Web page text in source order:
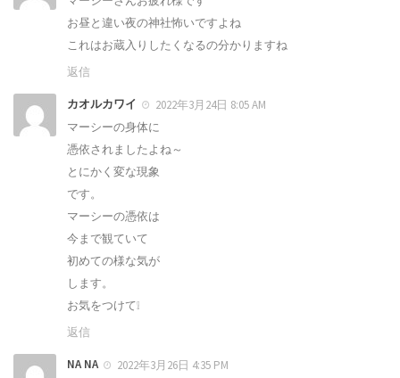
お昼と違い夜の神社怖いですよね
これはお蔵入りしたくなるの分かりますね
返信
カオルカワイ
2022年3月24日 8:05 AM
マーシーの身体に
憑依されましたよね～
とにかく変な現象
です。
マーシーの憑依は
今まで観ていて
初めての様な気が
します。
お気をつけて❕
返信
NA NA
2022年3月26日 4:35 PM